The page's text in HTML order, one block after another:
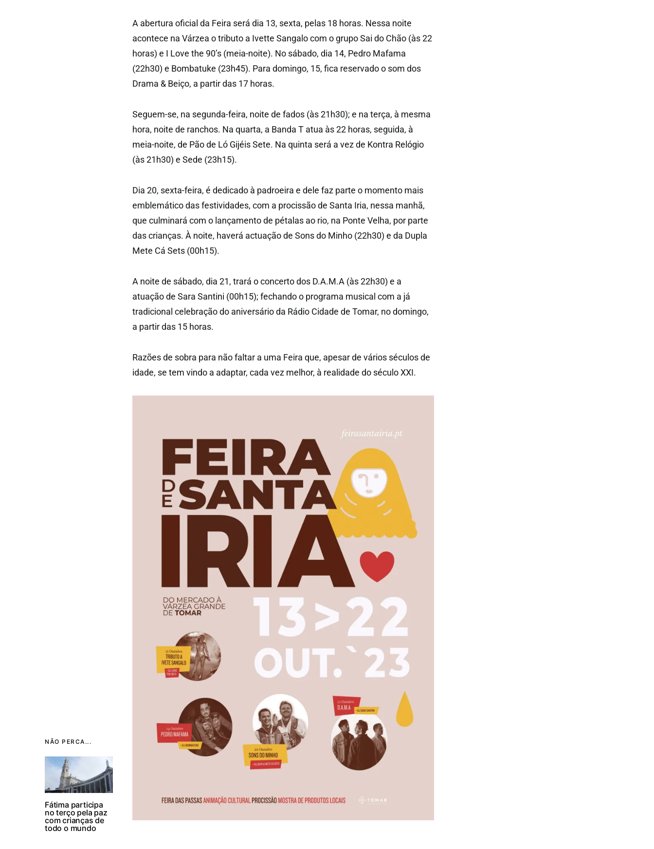
NÃO PERCA...
Fátima participa
no terço pela paz
com crianças de
todo o mundo
A abertura oficial da Feira será dia 13, sexta, pelas 18 horas. Nessa noite
acontece na Várzea o tributo a Ivette Sangalo com o grupo Sai do Chão (às 22
horas) e I Love the 90’s (meia-noite). No sábado, dia 14, Pedro Mafama
(22h30) e Bombatuke (23h45). Para domingo, 15, fica reservado o som dos
Drama & Beiço, a partir das 17 horas.
Seguem-se, na segunda-feira, noite de fados (às 21h30); e na terça, à mesma
hora, noite de ranchos. Na quarta, a Banda T atua às 22 horas, seguida, à
meia-noite, de Pão de Ló Gijéis Sete. Na quinta será a vez de Kontra Relógio
(às 21h30) e Sede (23h15).
Dia 20, sexta-feira, é dedicado à padroeira e dele faz parte o momento mais
emblemático das festividades, com a procissão de Santa Iria, nessa manhã,
que culminará com o lançamento de pétalas ao rio, na Ponte Velha, por parte
das crianças. À noite, haverá actuação de Sons do Minho (22h30) e da Dupla
Mete Cá Sets (00h15).
A noite de sábado, dia 21, trará o concerto dos D.A.M.A (às 22h30) e a
atuação de Sara Santini (00h15); fechando o programa musical com a já
tradicional celebração do aniversário da Rádio Cidade de Tomar, no domingo,
a partir das 15 horas.
Razões de sobra para não faltar a uma Feira que, apesar de vários séculos de
idade, se tem vindo a adaptar, cada vez melhor, à realidade do século XXI.